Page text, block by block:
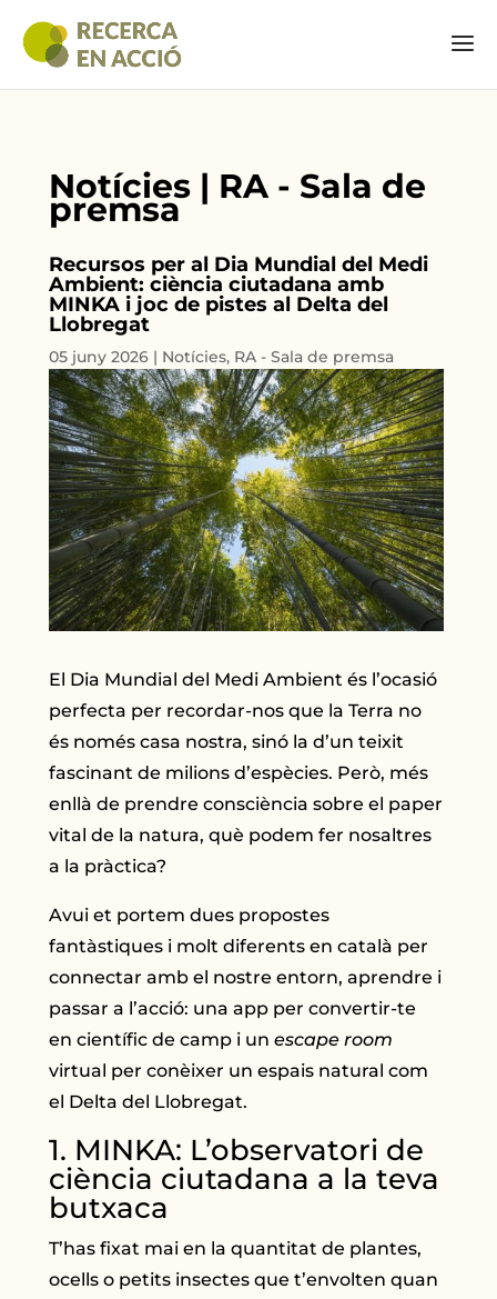
Notícies | RA - Sala de
premsa
Recursos per al Dia Mundial del Medi
Ambient: ciència ciutadana amb
MINKA i joc de pistes al Delta del
Llobregat
05 juny 2026 | Notícies, RA - Sala de premsa
El Dia Mundial del Medi Ambient és l’ocasió
perfecta per recordar-nos que la Terra no
és només casa nostra, sinó la d’un teixit
fascinant de milions d’espècies. Però, més
enllà de prendre consciència sobre el paper
vital de la natura, què podem fer nosaltres
a la pràctica?
Avui et portem dues propostes
fantàstiques i molt diferents en català per
connectar amb el nostre entorn, aprendre i
passar a l’acció: una app per convertir-te
en científic de camp i unescape room
virtual per conèixer un espais natural com
el Delta del Llobregat.
1. MINKA: L’observatori de
ciència ciutadana a la teva
butxaca
T’has fixat mai en la quantitat de plantes,
ocells o petits insectes que t’envolten quan